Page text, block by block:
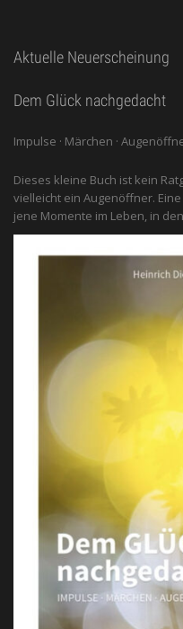
Aktuelle Neuerscheinung
Dem Glück nachgedacht
Impulse · Märchen ·
Dieses kleine Buch ist kein
vielleicht ein Augenöffner.
jene Momente im Leben, in